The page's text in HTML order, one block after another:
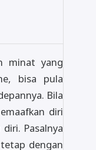
minat yang
bisa pula
Bila
diri
Pasalnya
dengan